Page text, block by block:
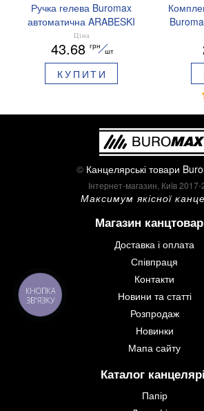
Ручка гелева Buromax
автоматична ARABESKI
0.5 мм ароматизований
грип синє чорнило в
блістері BM.8379-02
Ціна
43.68 грн
шт
КУПИТИ
© Канцелярські товари
Інтернет-магазин, Київ
Максимум якісної
Магазин
Доставка і оплата
Співпраця
Контакти
Новини та статті
Розпродаж
Новинки
Мапа сайту
Каталог
Папір
КНОПКА
ЗВ'ЯЗКУ